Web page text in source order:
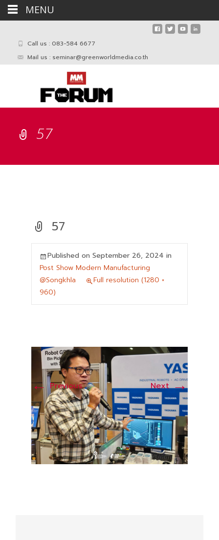
Call us : 083-584 6677
Mail us : seminar@greenworldmedia.co.th
57
57
Published on September 26, 2024 in
Post Show Modern Manufacturing
@Songkhla
Full resolution (1280 ×
960)
←Previous Next→
MENU